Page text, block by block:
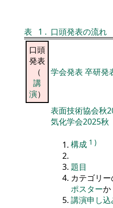
表
1 . 口頭発表の流れ
口頭
発表
（
講
演）
学会発表 卒研発
表面技術協会秋
気化学会2025秋
構成 1 )
題目
カテゴリー
ポスターか
講演申し込